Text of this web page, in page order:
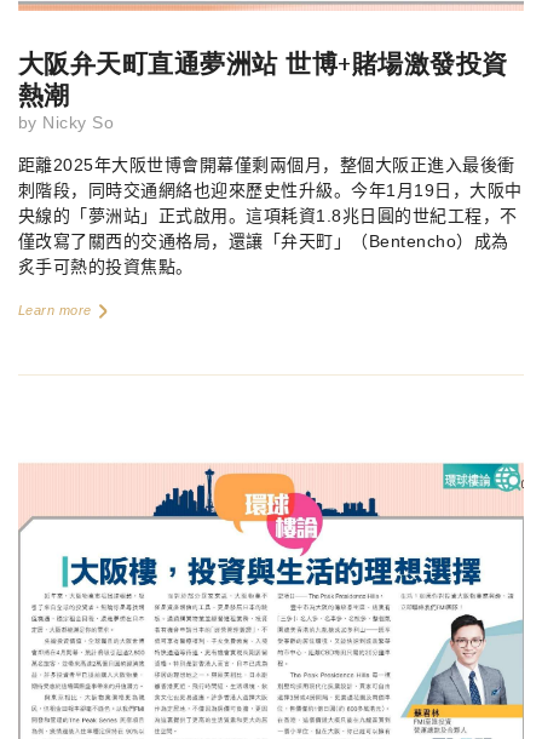
大阪弁天町直通夢洲站 世博+賭場激發投資
熱潮
by Nicky So
距離2025年大阪世博會開幕僅剩兩個月，整個大阪正進入最後衝
刺階段，同時交通網絡也迎來歷史性升級。今年1 月 19日，大阪中
央線的「夢洲站」正式啟用。這項耗資1.8兆日圓的世紀工程，不
僅改寫了關西的交通格局，還讓「弁天町」（Bentencho）成為
炙手可熱的投資焦點。
Learn more